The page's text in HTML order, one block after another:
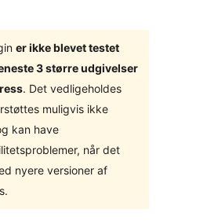
er ikke blevet testet
3 større udgivelser
. Det vedligeholdes
muligvis ikke
kan have
når det
nyere versioner af